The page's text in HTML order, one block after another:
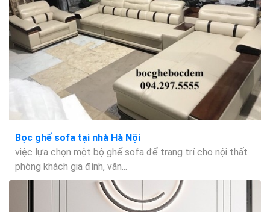
Bọc ghế sofa tại nhà Hà Nội
việc lựa chọn một bộ ghế sofa để trang trí cho nội thất
phòng khách gia đình, văn...